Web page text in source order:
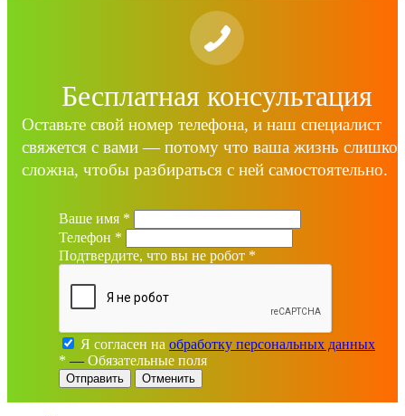
Бесплатная консультация
Оставьте свой номер телефона, и наш специалист
свяжется с вами — потому что ваша жизнь
сложна, чтобы разбираться с ней самостоятельно.
Ваше имя *
Телефон *
Подтвердите, что вы не робот *
Я согласен на обработку персональных данных
* — Обязательные поля
Отменить